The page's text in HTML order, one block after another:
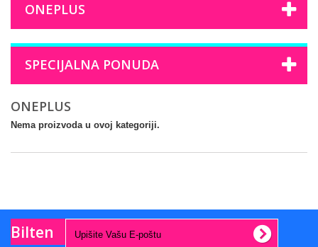
ONEPLUS
SPECIJALNA PONUDA
ONEPLUS
Nema proizvoda u ovoj kategoriji.
Bilten